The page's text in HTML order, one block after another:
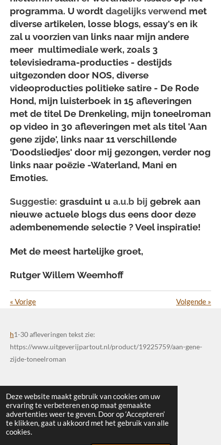
Deze website maakt gebruik van cookies om uw
ervaring te verbeteren en op maat gemaakte
advertenties weer te geven. Door op ‘Accepteren’
te klikken, gaat u akkoord met het gebruik van alle
cookies.
programma. U wordt dagelijks verwend met
diverse artikelen, losse blogs, essay's en ik
zal u voorzien van links naar mijn andere
meer multimediale werk, zoals 3
televisiedrama-producties - destijds
uitgezonden door NOS, diverse
videoproducties politieke satire - De Rode
Hond, mijn luisterboek in 15 afleveringen
met de titel De Drenkeling, mijn toneelroman
op video in 30 afleveringen met als titel 'Aan
gene zijde', links naar 11 verschillende
'Doodsliedjes' door mij gezongen, verder nog
links naar poëzie -Waterland, Mani en
Emoties.
Suggestie: grasduint u a.u.b bij gebrek aan
nieuwe actuele blogs dus eens door deze
adembenemende selectie ? Veel inspiratie!
Met de meest hartelijke groet,
Rutger Willem Weemhoff
« Vorige Volgende »
h1-30 afleveringen tekst zie:
https://www.uitgeverijpartout.nl/product/19225759/aan-gene-
zijde-toneelroman
© 2025 - 2026 Uitgeverij Partout